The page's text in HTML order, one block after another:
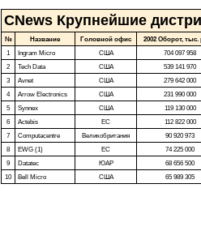
CNews Крупнейшие
№ Название Головной офис
2002 Оборот, тыс.
1
Ingram Micro США
704 097 958
2
Tech Data США
539 141 970
3
Avnet США
279 642 000
4
Arrow Electronics США
231 990 000
5
Synnex США
119 130 000
6
Actebis ЕС
112 822 000
7
Computacentre Великобритания
90 920 973
8
EWG (1) ЕС
74 225 000
9
Datatec ЮАР
68 656 500
10
Bell Micro США 65 989 305